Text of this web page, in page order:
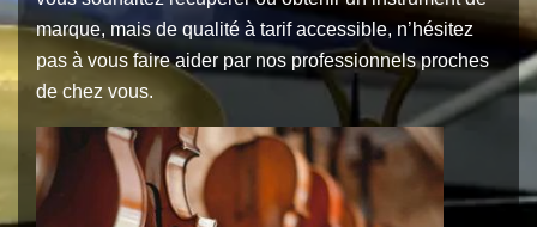
marque, mais de qualité à tarif accessible, n’hésitez
pas à vous faire aider par nos professionnels proches
de chez vous.